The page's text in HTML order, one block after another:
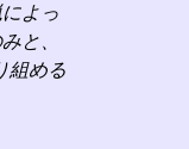
よっ
と、
組める